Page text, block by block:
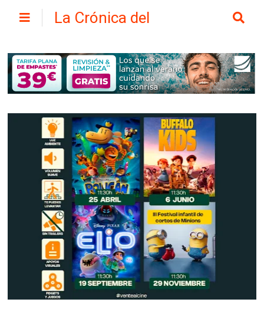
La Crónica del